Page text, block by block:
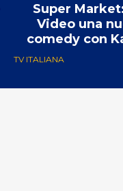
Super
Video una
comedy con
TV ITALIANA